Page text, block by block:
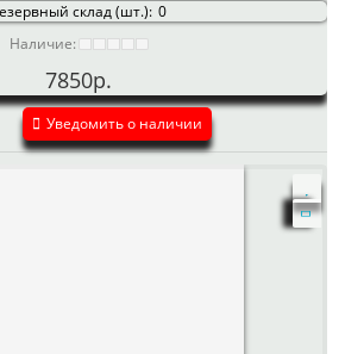
склад (шт.): 0
Наличие:
7850р.
Уведомить о наличии